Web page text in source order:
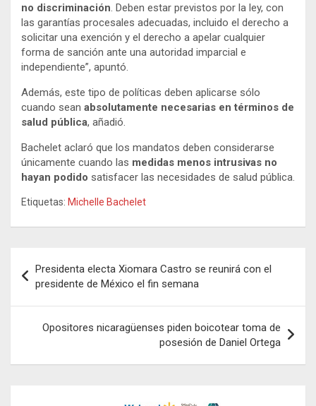
no discriminación. Deben estar previstos por la ley, con
las garantías procesales adecuadas, incluido el derecho a
solicitar una exención y el derecho a apelar cualquier
forma de sanción ante una autoridad imparcial e
independiente”, apuntó.
Además, este tipo de políticas deben aplicarse sólo
cuando sean absolutamente necesarias en términos de
salud pública, añadió.
Bachelet aclaró que los mandatos deben considerarse
únicamente cuando las medidas menos intrusivas no
hayan podido satisfacer las necesidades de salud pública.
Etiquetas: Michelle Bachelet
de
entradas
Presidenta electa Xiomara Castro se reunirá con el
presidente de México el fin semana
Opositores nicaragüenses piden boicotear toma de
posesión de Daniel Ortega